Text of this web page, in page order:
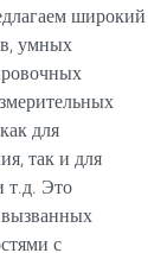
широкий
умных
для
так и для
т.д. Это
вызванных
с